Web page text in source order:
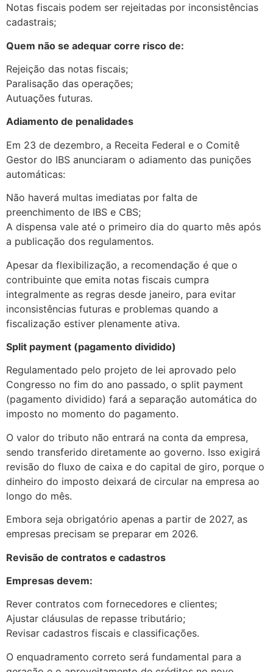
Notas fiscais podem ser rejeitadas por inconsistências
cadastrais;
Quem não se adequar corre risco de:
Rejeição das notas fiscais;
Paralisação das operações;
Autuações futuras.
Adiamento de penalidades
Em 23 de dezembro, a Receita Federal e o Comitê
Gestor do IBS anunciaram o adiamento das punições
automáticas:
Não haverá multas imediatas por falta de
preenchimento de IBS e CBS;
A dispensa vale até o primeiro dia do quarto mês após
a publicação dos regulamentos.
Apesar da flexibilização, a recomendação é que o
contribuinte que emita notas fiscais cumpra
integralmente as regras desde janeiro, para evitar
inconsistências futuras e problemas quando a
fiscalização estiver plenamente ativa.
Split payment (pagamento dividido)
Regulamentado pelo projeto de lei aprovado pelo
Congresso no fim do ano passado, o split payment
(pagamento dividido) fará a separação automática do
imposto no momento do pagamento.
O valor do tributo não entrará na conta da empresa,
sendo transferido diretamente ao governo. Isso exigirá
revisão do fluxo de caixa e do capital de giro, porque o
dinheiro do imposto deixará de circular na empresa ao
longo do mês.
Embora seja obrigatório apenas a partir de 2027, as
empresas precisam se preparar em 2026.
Revisão de contratos e cadastros
Empresas devem:
Rever contratos com fornecedores e clientes;
Ajustar cláusulas de repasse tributário;
Revisar cadastros fiscais e classificações.
O enquadramento correto será fundamental para a